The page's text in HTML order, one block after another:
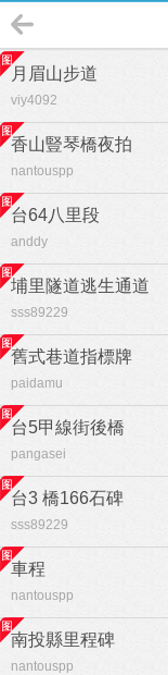
月眉山步道
viy4092
香山豎琴橋夜拍
nantouspp
台64八里段
anddy
埔里隧道逃生通道
sss89229
舊式巷道指標牌
paidamu
台5甲線街後橋
pangasei
台3 橋166石碑
sss89229
車程
nantouspp
南投縣里程碑
nantouspp